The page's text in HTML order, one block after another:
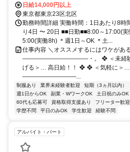
日給14,000円以上
東京都東京23区北区
勤務時間詳細 実働時間：1日あたり8時
り4日 〜 20日 ■■日勤■■8:00～17:00(
5:00(実働8h) ＊週1日～OK ＊土...
仕事内容 ＼オススメするにはワケがあ
―――――――――――・。 ❖ ＜未経験
げる＞… 高日給！！ ❖ ❖ ＜気軽に＞…
―――――――――...
制服あり 業界未経験者歓迎 短期（3ヵ月以内）
週1日からOK
副業・WワークOK 土日祝のみOK
60代も応募可
資格取得支援あり フリーター歓迎
学歴不問
平日のみOK 学生歓迎 経験不問
アルバイト・パート